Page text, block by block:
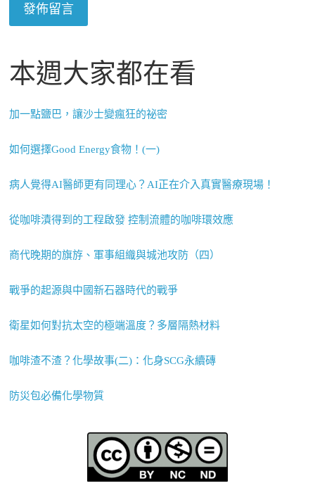
本週大家都在看
加一點鹽巴，讓沙士變瘋狂的祕密
如何選擇Good Energy食物！(一)
病人覺得AI醫師更有同理心？AI正在介入真實醫療現場！
從咖啡漬得到的工程啟發 控制流體的咖啡環效應
商代晚期的旗斿、軍事組織與城池攻防（四）
戰爭的起源與中國新石器時代的戰爭
衛星如何對抗太空的極端溫度？多層隔熱材料
咖啡渣不渣？化學故事(二)：化身SCG永續磚
防災包必備化學物質